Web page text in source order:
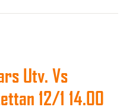
Utv. Vs
12/1 14.00